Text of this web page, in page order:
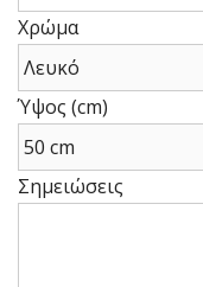
Χρώμα
Ύψος (cm)
Σημειώσεις